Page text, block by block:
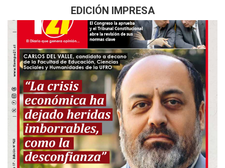
EDICIÓN IMPRESA